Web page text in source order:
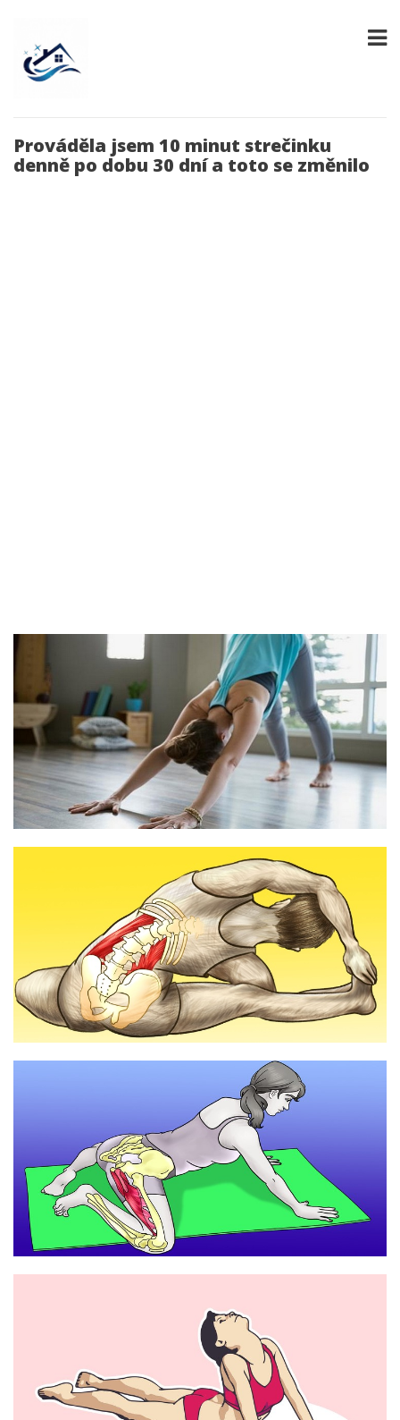
Prováděla jsem 10 minut strečinku
denně po dobu 30 dní a toto se změnilo